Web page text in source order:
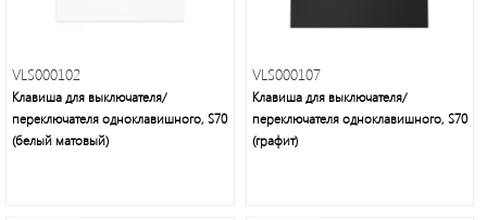
Линейные
светильники
VLS000102
Клавиша для выключателя/
переключателя одноклавишного, S70
(белый матовый)
VLS000107
Клавиша для выключателя/
переключателя одноклавишного, S70
(графит)